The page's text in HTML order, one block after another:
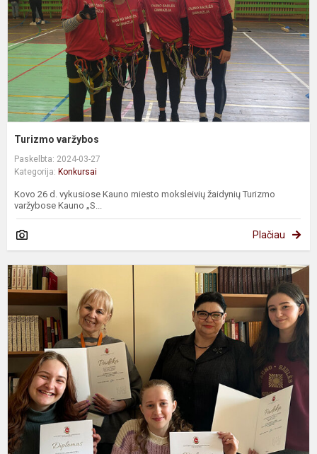
Turizmo varžybos
Paskelbta: 2024-03-27
Kategorija: Konkursai
Kovo 26 d. vykusiose Kauno miesto moksleivių žaidynių Turizmo
varžybose Kauno „S...
Plačiau